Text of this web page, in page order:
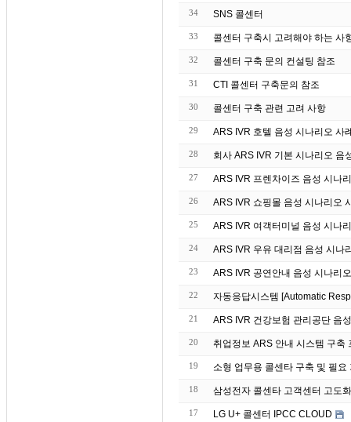
34 SNS 콜센터
33 콜센터 구축시 고려해야 하는 사
32 콜센터 구축 문의 컨설팅 참조
31 CTI 콜센터 구축문의 참조
30 콜센터 구축 관련 고려 사항
29 ARS IVR 호텔 음성 시나리오 사
28 회사 ARS IVR 기본 시나리오 음
27 ARS IVR 프렌차이즈 음성 시나
26 ARS IVR 쇼핑몰 음성 시나리오
25 ARS IVR 여객터미널 음성 시나
24 ARS IVR 우유 대리점 음성 시나
23 ARS IVR 공연안내 음성 시나리
22 자동응답시스템 [Automatic
21 ARS IVR 건강보험 관리공단 음
20 취업정보 ARS 안내 시스템 구축
19 소형 업무용 콜센타 구축 및 필요
18 삼성전자 콜센타 고객센터 고도
17 LG U+ 콜센터 IPCC CLOUD